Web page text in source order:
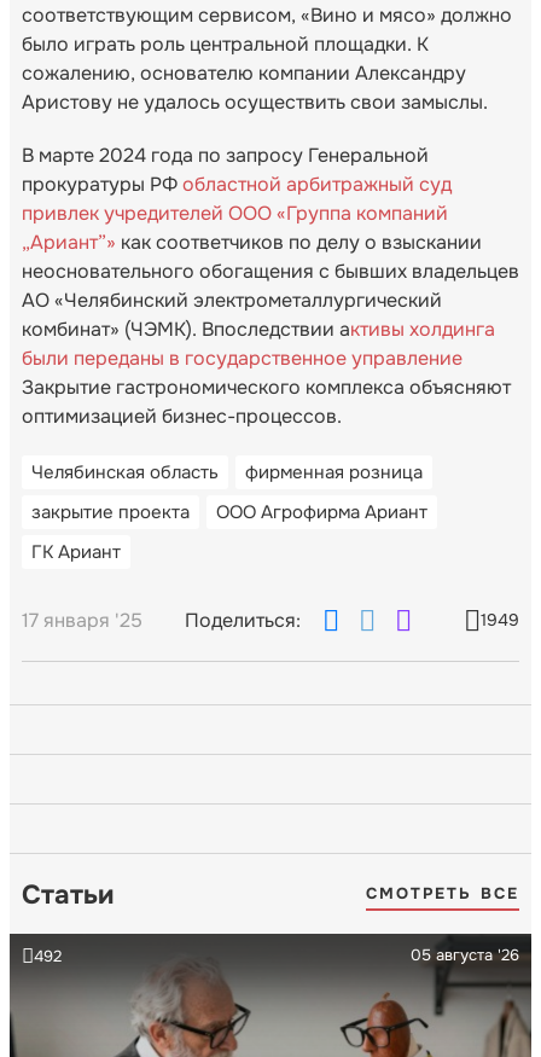
соответствующим сервисом, «Вино и мясо» должно
было играть роль центральной площадки. К
сожалению, основателю компании Александру
Аристову не удалось осуществить свои замыслы.
В марте 2024 года по запросу Генеральной
прокуратуры РФобластной арбитражный суд
привлек учредителей ООО «Группа компаний
„Ариант”» как соответчиков по делу о взыскании
неосновательного обогащения с бывших владельцев
АО «Челябинский электрометаллургический
комбинат» (ЧЭМК). Впоследствии активы холдинга
были переданы в государственное управление
Закрытие гастрономического комплекса объясняют
оптимизацией бизнес-процессов.
Челябинская область
фирменная розница
закрытие проекта
ООО Агрофирма Ариант
ГК Ариант
17 января '25 Поделиться: 1949
Статьи СМОТРЕТЬ ВСЕ
05 августа '26
492